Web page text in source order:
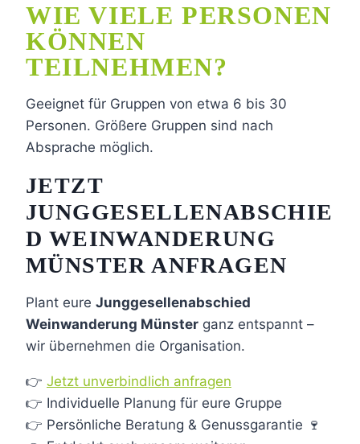
WIE VIELE PERSONEN
KÖNNEN
TEILNEHMEN?
Geeignet für Gruppen von etwa 6 bis 30
Personen. Größere Gruppen sind nach
Absprache möglich.
JETZT
JUNGGESELLENABSCHIE
D WEINWANDERUNG
MÜNSTER ANFRAGEN
Plant eure Junggesellenabschied
Weinwanderung Münster ganz entspannt –
wir übernehmen die Organisation.
👉 Jetzt unverbindlich anfragen
👉 Individuelle Planung für eure Gruppe
👉 Persönliche Beratung & Genussgarantie 🍷